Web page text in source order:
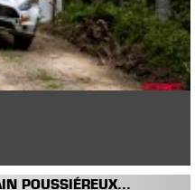
POUSSIÉREUX...